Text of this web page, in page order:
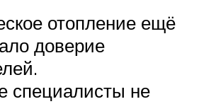
отопление ещё
доверие
специалисты не